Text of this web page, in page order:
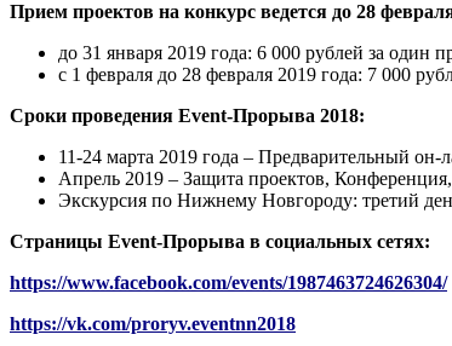
Прием проектов на конкурс ведется до 28
до 31 января 2019 года: 6 000 рублей за один
с 1 февраля до 28 февраля 2019 года: 7 000
Сроки проведения Event-Прорыва 2018:
11-24 марта 2019 года – Предварительный он-
Апрель 2019 – Защита проектов,
Экскурсия по Нижнему Новгороду: третий
Страницы Event-Прорыва в социальных сетях:
https://www.facebook.com/events/1987463724626304/
https://vk.com/proryv.eventnn2018